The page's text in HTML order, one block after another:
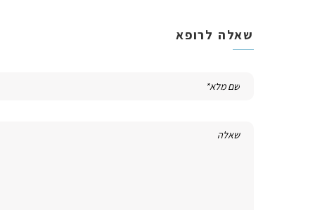
שאלה לרופא